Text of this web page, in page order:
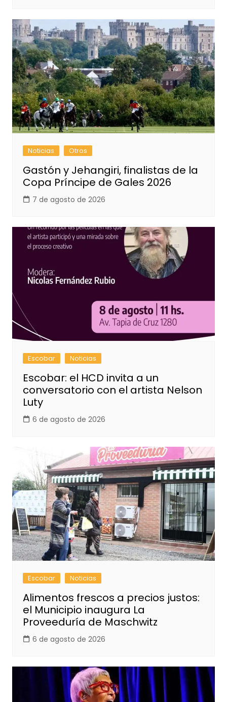
Noticias Otros
Gastón y Jehangiri, finalistas de la
Copa Príncipe de Gales 2026
7 de agosto de 2026
Escobar Noticias
Escobar: el HCD invita a un
conversatorio con el artista Nelson
Luty
6 de agosto de 2026
Escobar Noticias
Alimentos frescos a precios justos:
el Municipio inaugura La
Proveeduría de Maschwitz
6 de agosto de 2026